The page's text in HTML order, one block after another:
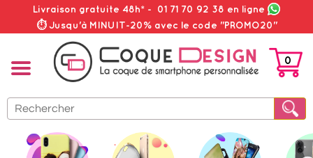
Livraison gratuite 48h* - 01 71 70 92 38 en ligne
⏱ Jusqu'à MINUIT-20% avec le code "PROMO20"
PANIER
0